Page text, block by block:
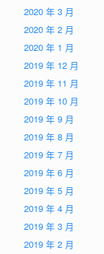
2020 年 3 月
2020 年 2 月
2020 年 1 月
2019 年 12 月
2019 年 11 月
2019 年 10 月
2019 年 9 月
2019 年 8 月
2019 年 7 月
2019 年 6 月
2019 年 5 月
2019 年 4 月
2019 年 3 月
2019 年 2 月